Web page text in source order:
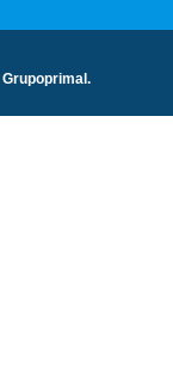
Grupoprimal.